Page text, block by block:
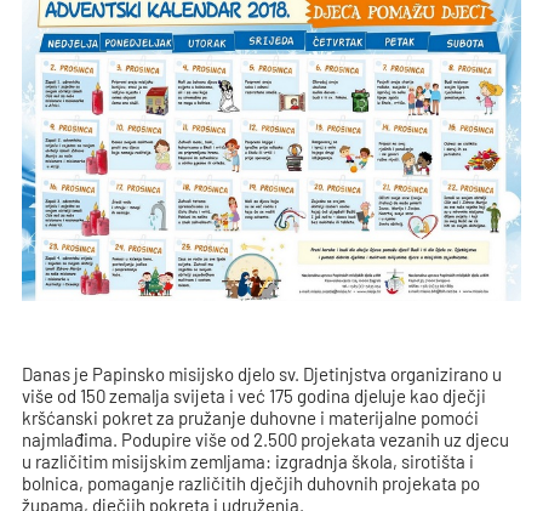
Danas je Papinsko misijsko djelo sv. Djetinjstva organizirano u
više od 150 zemalja svijeta i već 175 godina djeluje kao dječji
kršćanski pokret za pružanje duhovne i materijalne pomoći
najmlađima. Podupire više od 2.500 projekata vezanih uz djecu
u različitim misijskim zemljama: izgradnja škola, sirotišta i
bolnica, pomaganje različitih dječjih duhovnih projekata po
župama, dječjih pokreta i udruženja.